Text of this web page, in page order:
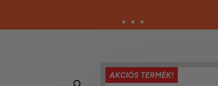
AKCIÓS TERMÉK!